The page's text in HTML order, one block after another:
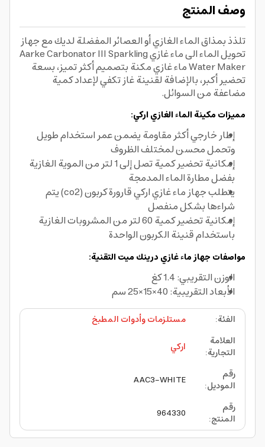
وصف المنتج
تلذذ بمذاق الماء الغازي أو العصائر المفضلة لديك مع جهاز
تحويل الماء الى ماء غازي Aarke Carbonator III Sparkling
Water Maker ماء غازي مكنة بتصميم أكثر تميز، بسعة
تحضير أكبر، بالإضافة لقنينة غاز تكفي لإعداد كمية
مضاعفة من السوائل.
مميزات مكينة الماء الغازي اركي:
إطار خارجي أكثر مقاومة يضمن عمر استخدام طويل
وتحمل محسن لمختلف الظروف
إمكانية تحضير كمية تصل إلى 1 لتر من الموية الغازية
بفضل مطارة الماء المدمجة
يتطلب جهاز ماء غازي اركي قارورة كربون (co2) يتم
شراءها بشكل منفصل
إمكانية تحضير كمية 60 لتر من المشروبات الغازية
باستخدام قنينة الكربون الواحدة
مواصفات جهاز ماء غازي درينك ميت التقنية:
الوزن التقريبي: 1.4 كغ
الأبعاد التقريبية: 40×15×25 سم
الفئة:
مستلزمات وأدوات المطبخ
العلامة
التجارية:
اركي
رقم
الموديل:
AAC3-WHITE
رقم
المنتج:
964330